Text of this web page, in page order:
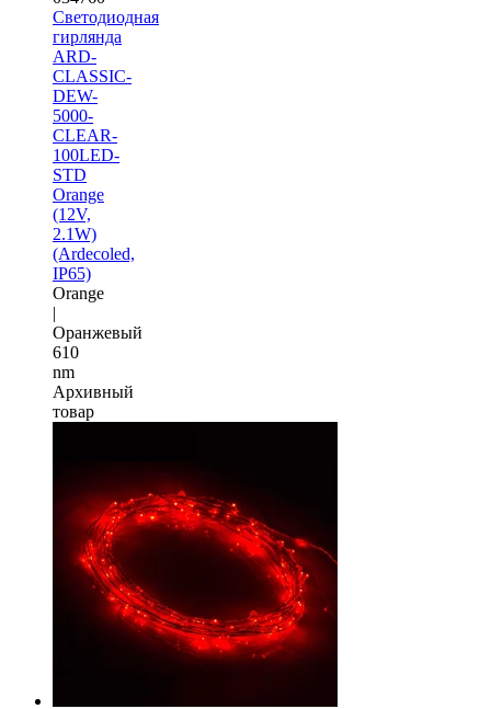
Светодиодная
гирлянда
ARD-
CLASSIC-
DEW-
5000-
CLEAR-
100LED-
STD
Orange
(12V,
2.1W)
(Ardecoled,
IP65)
Orange
|
Оранжевый
610
nm
Архивный
товар